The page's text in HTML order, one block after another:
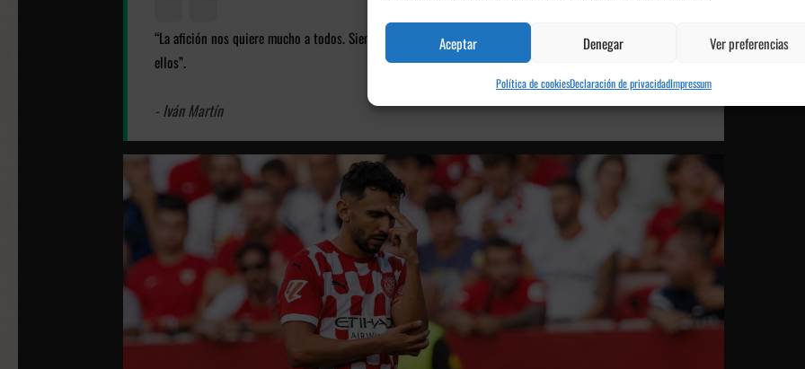
Aceptar Denegar Ver preferencias
Política de cookiesDeclaración de privacidadImpressum
“La afición nos quiere mucho a todos. Siempre son uno más en el campo y estamos muy agradecidos con
ellos”.
- Iván Martín